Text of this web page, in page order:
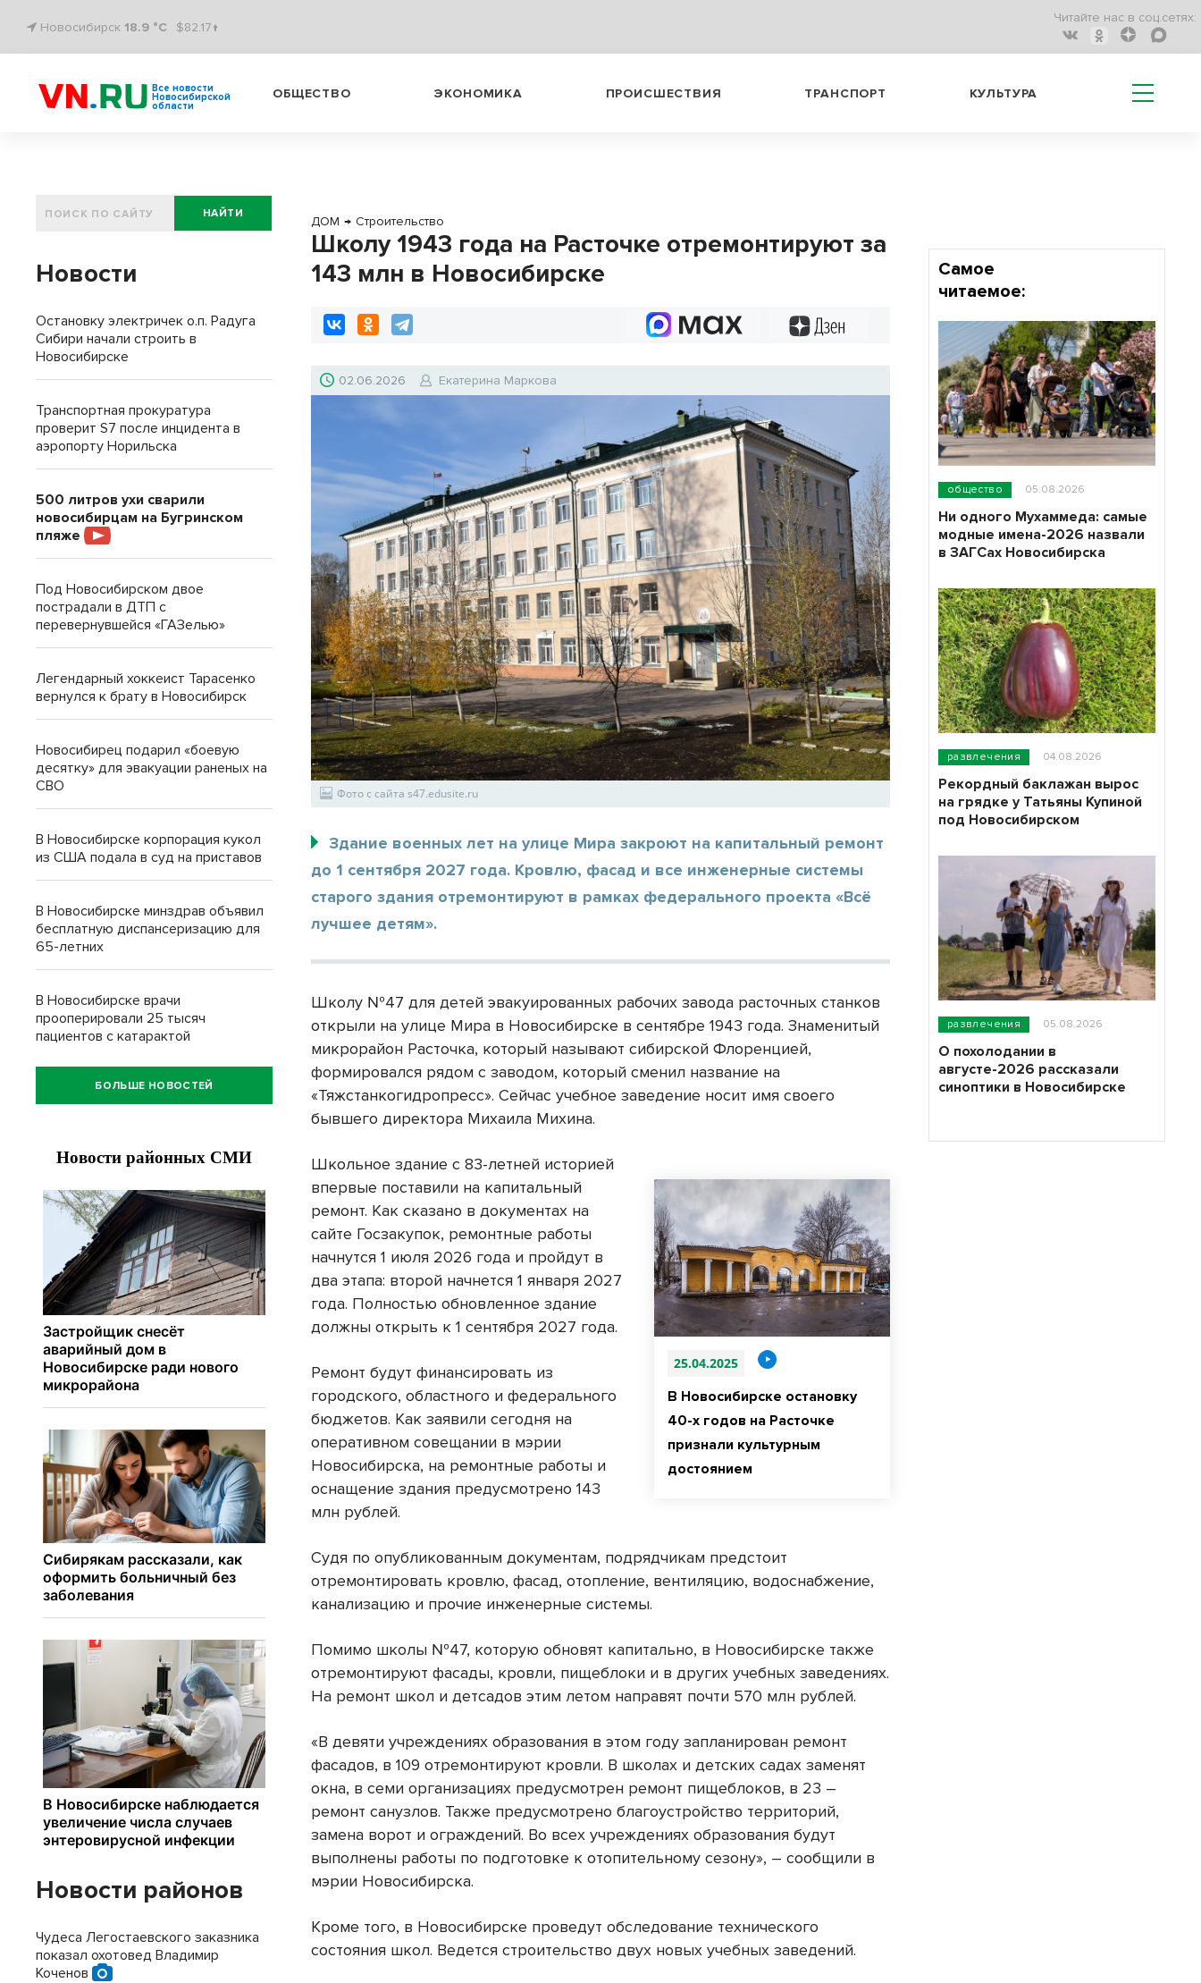
Новосибирск 18.9 °C $82.17↑
Читайте нас в соц.сетях:
Все новости
Новосибирской
области
ОБЩЕСТВО ЭКОНОМИКА ПРОИСШЕСТВИЯ ТРАНСПОРТ КУЛЬТУРА
ДОМ → Строительство
Школу 1943 года на Расточке отремонтируют за
143 млн в Новосибирске
02.06.2026 Екатерина Маркова
Фото с сайта s47.edusite.ru
Здание военных лет на улице Мира закроют на капитальный ремонт
до 1 сентября 2027 года. Кровлю, фасад и все инженерные системы
старого здания отремонтируют в рамках федерального проекта «Всё
лучшее детям».
Школу №47 для детей эвакуированных рабочих завода расточных станков
открыли на улице Мира в Новосибирске в сентябре 1943 года. Знаменитый
микрорайон Расточка, который называют сибирской Флоренцией,
формировался рядом с заводом, который сменил название на
«Тяжстанкогидропресс». Сейчас учебное заведение носит имя своего
бывшего директора Михаила Михина.
25.04.2025
В Новосибирске остановку
40-х годов на Расточке
признали культурным
достоянием
Школьное здание с 83-летней историей
впервые поставили на капитальный
ремонт. Как сказано в документах на
сайте Госзакупок, ремонтные работы
начнутся 1 июля 2026 года и пройдут в
два этапа: второй начнется 1 января 2027
года. Полностью обновленное здание
должны открыть к 1 сентября 2027 года.
Ремонт будут финансировать из
городского, областного и федерального
бюджетов. Как заявили сегодня на
оперативном совещании в мэрии
Новосибирска, на ремонтные работы и
оснащение здания предусмотрено 143
млн рублей.
Судя по опубликованным документам, подрядчикам предстоит
отремонтировать кровлю, фасад, отопление, вентиляцию, водоснабжение,
канализацию и прочие инженерные системы.
Помимо школы №47, которую обновят капитально, в Новосибирске также
отремонтируют фасады, кровли, пищеблоки и в других учебных заведениях.
На ремонт школ и детсадов этим летом направят почти 570 млн рублей.
«В девяти учреждениях образования в этом году запланирован ремонт
фасадов, в 109 отремонтируют кровли. В школах и детских садах заменят
окна, в семи организациях предусмотрен ремонт пищеблоков, в 23 –
ремонт санузлов. Также предусмотрено благоустройство территорий,
замена ворот и ограждений. Во всех учреждениях образования будут
выполнены работы по подготовке к отопительному сезону», – сообщили в
мэрии Новосибирска.
Кроме того, в Новосибирске проведут обследование технического
состояния школ. Ведется строительство двух новых учебных заведений.
НАЙТИ
Новости
Остановку электричек о.п. Радуга
Сибири начали строить в
Новосибирске
Транспортная прокуратура
проверит S7 после инцидента в
аэропорту Норильска
500 литров ухи сварили
новосибирцам на Бугринском
пляже
Под Новосибирском двое
пострадали в ДТП с
перевернувшейся «ГАЗелью»
Легендарный хоккеист Тарасенко
вернулся к брату в Новосибирск
Новосибирец подарил «боевую
десятку» для эвакуации раненых на
СВО
В Новосибирске корпорация кукол
из США подала в суд на приставов
В Новосибирске минздрав объявил
бесплатную диспансеризацию для
65-летних
В Новосибирске врачи
прооперировали 25 тысяч
пациентов с катарактой
БОЛЬШЕ НОВОСТЕЙ
Новости районов
Чудеса Легостаевского заказника
показал охотовед Владимир
Коченов
Самое
читаемое:
общество 05.08.2026
Ни одного Мухаммеда: самые
модные имена-2026 назвали
в ЗАГСах Новосибирска
развлечения 04.08.2026
Рекордный баклажан вырос
на грядке у Татьяны Купиной
под Новосибирском
развлечения 05.08.2026
О похолодании в
августе-2026 рассказали
синоптики в Новосибирске